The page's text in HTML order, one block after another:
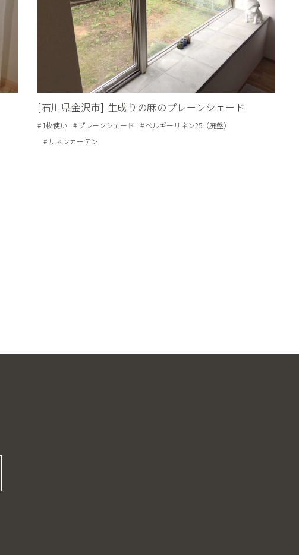
[石川県金沢市] 生成りの麻のプレーンシェード
1枚使い プレーンシェード
ベルギーリネン25（廃盤）
リネンカーテン